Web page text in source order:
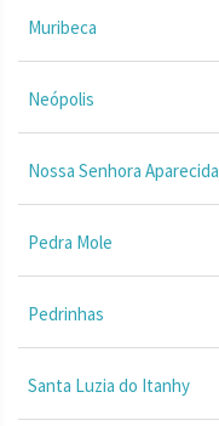
Muribeca
Neópolis
Nossa Senhora Aparecida
Pedra Mole
Pedrinhas
Santa Luzia do Itanhy